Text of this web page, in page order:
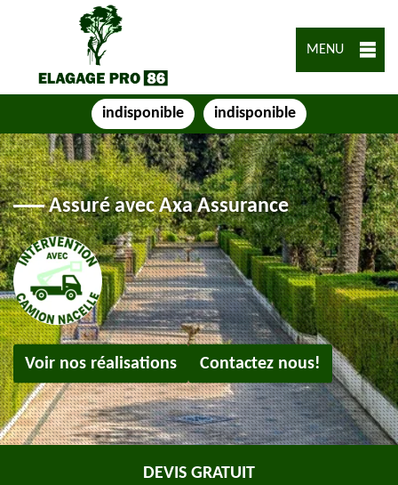
MENU
indisponible indisponible
Assuré avec Axa Assurance
Voir nos réalisations Contactez nous!
DEVIS GRATUIT